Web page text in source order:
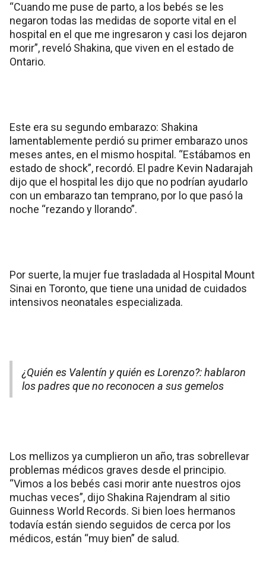
“Cuando me puse de parto, a los bebés se les
negaron todas las medidas de soporte vital en el
hospital en el que me ingresaron y casi los dejaron
morir”, reveló Shakina, que viven en el estado de
Ontario.
Este era su segundo embarazo: Shakina
lamentablemente perdió su primer embarazo unos
meses antes, en el mismo hospital. “Estábamos en
estado de shock”, recordó. El padre Kevin Nadarajah
dijo que el hospital les dijo que no podrían ayudarlo
con un embarazo tan temprano, por lo que pasó la
noche “rezando y llorando”.
Por suerte, la mujer fue trasladada al Hospital Mount
Sinai en Toronto, que tiene una unidad de cuidados
intensivos neonatales especializada.
¿Quién es Valentín y quién es Lorenzo?: hablaron
los padres que no reconocen a sus gemelos
Los mellizos ya cumplieron un año, tras sobrellevar
problemas médicos graves desde el principio.
“Vimos a los bebés casi morir ante nuestros ojos
muchas veces”, dijo Shakina Rajendram al sitio
Guinness World Records. Si bien loes hermanos
todavía están siendo seguidos de cerca por los
médicos, están “muy bien” de salud.